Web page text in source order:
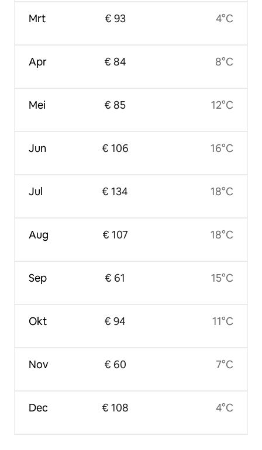
Mrt
Apr
Mei
Jun
Jul
Aug
Sep
Okt
Nov
Dec
€ 93
€ 84
€ 85
€ 106
€ 134
€ 107
€ 61
€ 94
€ 60
€ 108
4°C
8°C
12°C
16°C
18°C
18°C
15°C
11°C
7°C
4°C